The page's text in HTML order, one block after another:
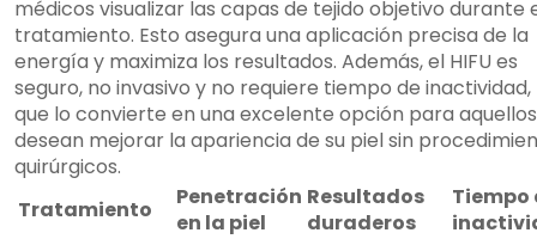
médicos visualizar las capas de tejido objetivo durante
tratamiento. Esto asegura una aplicación precisa de la
energía y maximiza los resultados. Además, el HIFU es
seguro, no invasivo y no requiere tiempo de inactividad,
que lo convierte en una excelente opción para
desean mejorar la apariencia de su piel sin
quirúrgicos.
Tratamiento
Penetración
en la piel
Resultados
duraderos
Tiempo